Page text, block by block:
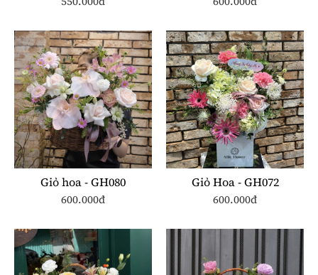
Giỏ hoa - GH080
600.000đ
Giỏ Hoa - GH072
600.000đ